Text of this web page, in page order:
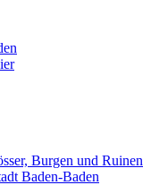
Burgen und Ruinen
Baden-Baden